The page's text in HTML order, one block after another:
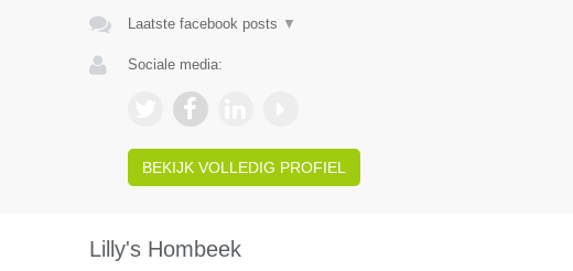
Laatste facebook posts ▼
Sociale media:
BEKIJK VOLLEDIG PROFIEL
Lilly's Hombeek